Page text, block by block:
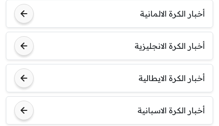
أخبار الكرة الالمانية
أخبار الكرة الانجليزية
أخبار الكرة الايطالية
أخبار الكرة الاسبانية